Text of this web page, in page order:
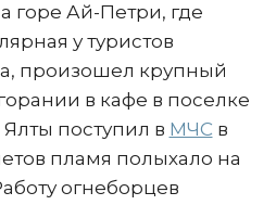
горе Ай-Петри, где
у туристов
произошел крупный
в кафе в поселке
поступил в МЧС в
пламя полыхало на
огнеборцев